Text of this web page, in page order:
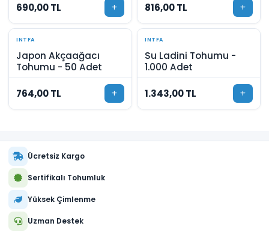
690,00 TL 816,00 TL
INTFA
Japon Akçaağacı
Tohumu - 50 Adet
764,00 TL
INTFA
Su Ladini Tohumu -
1.000 Adet
1.343,00 TL
Ücretsiz Kargo
Sertifikalı Tohumluk
Yüksek Çimlenme
Uzman Destek